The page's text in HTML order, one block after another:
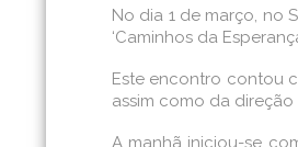
No dia 1 de março, no
‘Caminhos da
Este encontro contou
assim como da direção
A manhã iniciou-se